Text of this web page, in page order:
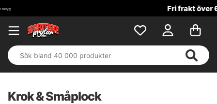
Krok & Småplock